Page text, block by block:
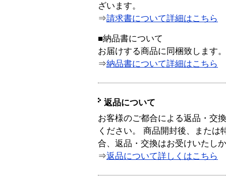
ざいます。
⇒請求書について詳細はこちら
■納品書について
お届けする商品に同梱致します。
⇒納品書について詳細はこちら
返品について
お客様のご都合による返品・交
ください。 商品開封後、または
合、返品・交換はお受けいたし
⇒返品について詳しくはこちら